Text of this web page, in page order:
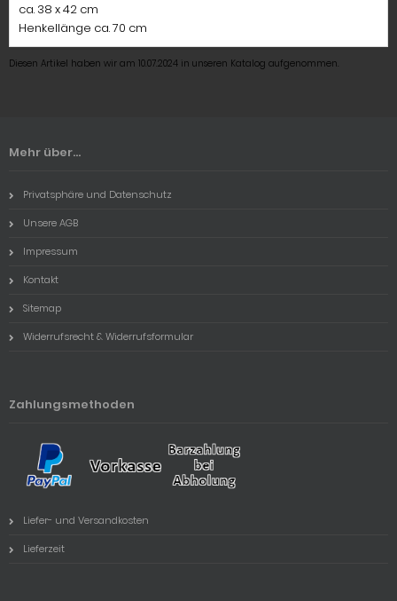
ca. 38 x 42 cm
Henkellänge ca. 70 cm
Diesen Artikel haben wir am 10.07.2024 in unseren Katalog aufgenommen.
Mehr über...
Privatsphäre und Datenschutz
Unsere AGB
Impressum
Kontakt
Sitemap
Widerrufsrecht & Widerrufsformular
Zahlungsmethoden
Liefer- und Versandkosten
Lieferzeit